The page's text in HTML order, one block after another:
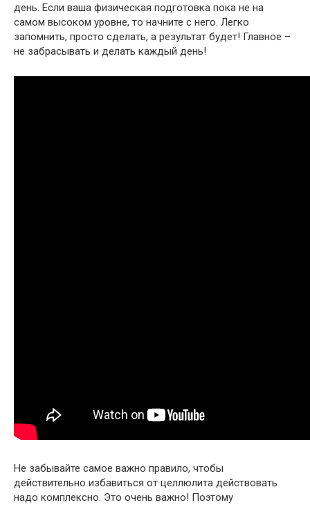
день. Если ваша физическая подготовка пока не на
самом высоком уровне, то начните с него. Легко
запомнить, просто сделать, а результат будет! Главное –
не забрасывать и делать каждый день!
Не забывайте самое важно правило, чтобы
действительно избавиться от целлюлита действовать
надо комплексно. Это очень важно! Поэтому